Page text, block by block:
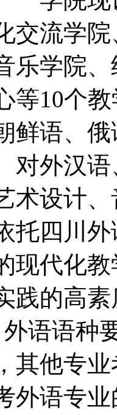
交流学
乐学院
等10个
鲜语、
对外汉
术设计
托四川
现代化
践的高
语种要
其他专
外语专